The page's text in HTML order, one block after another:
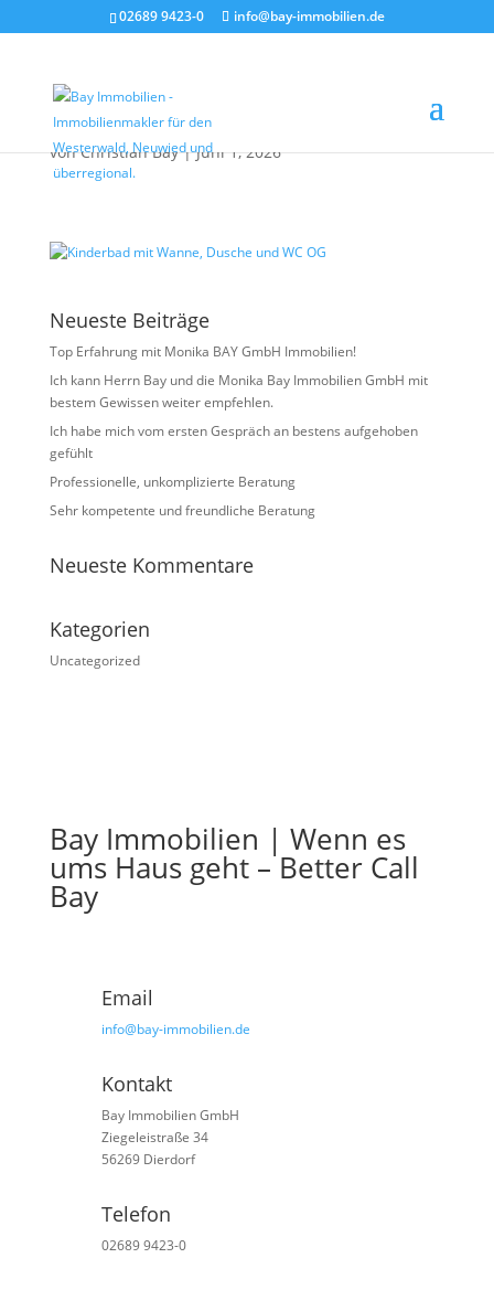
02689 9423-0 info@bay-immobilien.de
Kinderbad mit Wanne,
Dusche und WC OG
vonChristian Bay|Juni 1, 2026
Neueste Beiträge
Top Erfahrung mit Monika BAY GmbH Immobilien!
Ich kann Herrn Bay und die Monika Bay Immobilien GmbH mit
bestem Gewissen weiter empfehlen.
Ich habe mich vom ersten Gespräch an bestens aufgehoben
gefühlt
Professionelle, unkomplizierte Beratung
Sehr kompetente und freundliche Beratung
Neueste Kommentare
Kategorien
Uncategorized
Bay Immobilien | Wenn es
ums Haus geht – Better Call
Bay
Email
info@bay-immobilien.de
Kontakt
Bay Immobilien GmbH
Ziegeleistraße 34
56269 Dierdorf
Telefon
02689 9423-0